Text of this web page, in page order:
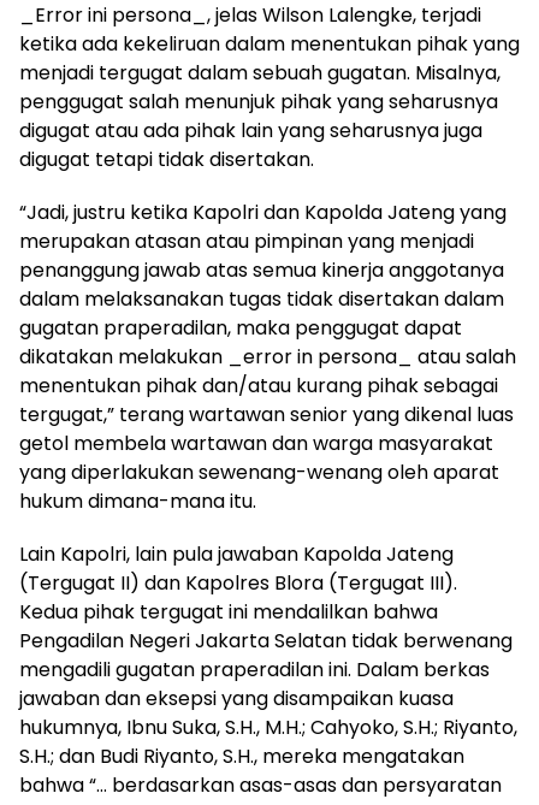
_Error ini persona_, jelas Wilson Lalengke, terjadi
ketika ada kekeliruan dalam menentukan pihak yang
menjadi tergugat dalam sebuah gugatan. Misalnya,
penggugat salah menunjuk pihak yang seharusnya
digugat atau ada pihak lain yang seharusnya juga
digugat tetapi tidak disertakan.
“Jadi, justru ketika Kapolri dan Kapolda Jateng yang
merupakan atasan atau pimpinan yang menjadi
penanggung jawab atas semua kinerja anggotanya
dalam melaksanakan tugas tidak disertakan dalam
gugatan praperadilan, maka penggugat dapat
dikatakan melakukan _error in persona_ atau salah
menentukan pihak dan/atau kurang pihak sebagai
tergugat,” terang wartawan senior yang dikenal luas
getol membela wartawan dan warga masyarakat
yang diperlakukan sewenang-wenang oleh aparat
hukum dimana-mana itu.
Lain Kapolri, lain pula jawaban Kapolda Jateng
(Tergugat II) dan Kapolres Blora (Tergugat III).
Kedua pihak tergugat ini mendalilkan bahwa
Pengadilan Negeri Jakarta Selatan tidak berwenang
mengadili gugatan praperadilan ini. Dalam berkas
jawaban dan eksepsi yang disampaikan kuasa
hukumnya, Ibnu Suka, S.H., M.H.; Cahyoko, S.H.; Riyanto,
S.H.; dan Budi Riyanto, S.H., mereka mengatakan
bahwa “… berdasarkan asas-asas dan persyaratan